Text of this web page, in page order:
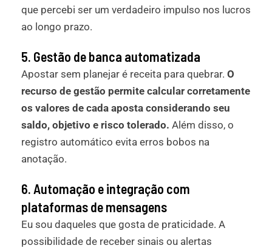
que percebi ser um verdadeiro impulso nos lucros
ao longo prazo.
5. Gestão de banca automatizada
Apostar sem planejar é receita para quebrar. O
recurso de gestão permite calcular corretamente
os valores de cada aposta considerando seu
saldo, objetivo e risco tolerado. Além disso, o
registro automático evita erros bobos na
anotação.
6. Automação e integração com
plataformas de mensagens
Eu sou daqueles que gosta de praticidade. A
possibilidade de receber sinais ou alertas